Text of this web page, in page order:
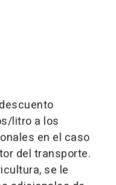
litro a los
en el caso
del transporte.
se le